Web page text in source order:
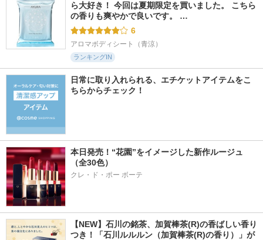
ら大好き！ 今回は夏期限定を買いました。 こちら
の香りも爽やかで良いです。 …
6
アロマボディシート（青涼）
ランキングIN
日常に取り入れられる、エチケットアイテムをこ
ちらからチェック！
本日発売！“花園”をイメージした新作ルージュ
（全30色）
クレ・ド・ポー ボーテ
【NEW】石川の銘茶、加賀棒茶(R)の香ばしい香り
つき！「石川ルルルン（加賀棒茶(R)の香り）」が